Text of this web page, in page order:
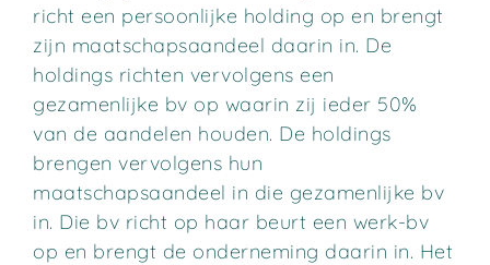
richt een persoonlijke holding op en brengt
zijn maatschapsaandeel daarin in. De
holdings richten vervolgens een
gezamenlijke bv op waarin zij ieder 50%
van de aandelen houden. De holdings
brengen vervolgens hun
maatschapsaandeel in die gezamenlijke bv
in. Die bv richt op haar beurt een werk-bv
op en brengt de onderneming daarin in. Het